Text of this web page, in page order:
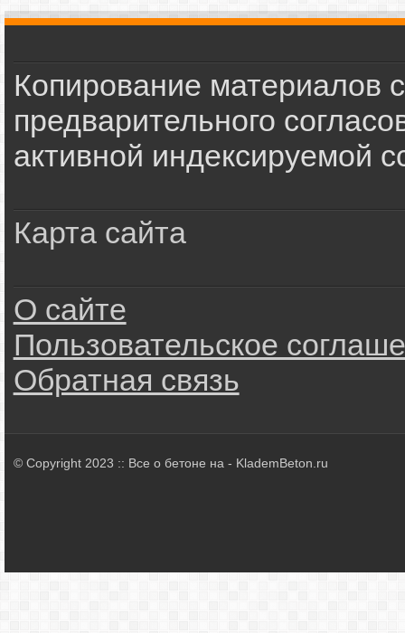
Копирование материалов
предварительного
активной индексируемой
Карта сайта
О сайте
Пользовательское
Обратная связь
© Copyright 2023 :: Все о бетоне на - KlademBeton.ru